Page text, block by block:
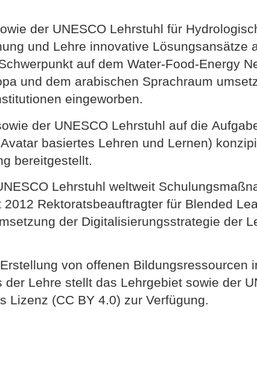
der UNESCO Lehrstuhl für
und Lehre innovative Lösungsansätze
auf dem Water-Food-Energy
und dem arabischen Sprachraum
eingeworben.
der UNESCO Lehrstuhl auf die
basiertes Lehren und Lernen)
bereitgestellt.
Lehrstuhl weltweit
Rektoratsbeauftragter für Blended
der Digitalisierungsstrategie der
von offenen Bildungsressourcen
Lehre stellt das Lehrgebiet sowie der
Lizenz (CC BY 4.0) zur Verfügung.